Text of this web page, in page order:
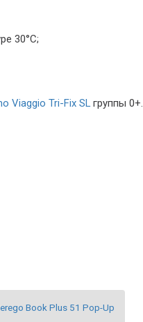
30°С;
Viaggio Tri-Fix SL группы 0+.
Book Plus 51 Pop-Up